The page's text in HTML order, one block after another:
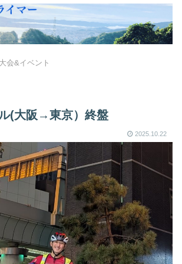
会&イベント
(大阪→東京）終盤
2025.10.22